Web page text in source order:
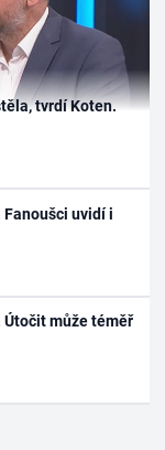
tvrdí Koten.
uvidí i
Útočit může téměř